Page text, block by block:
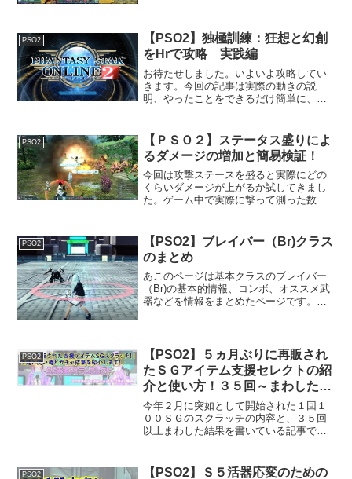
してみるのもアクションゲームとして面
白いと思います。クラスス...
PSO2
【PSO2】独極訓練：狂想と幻創
をHrで攻略 実践編
お待たせしました。いよいよ攻略してい
きます。今回の記事は実際の動きの説
明、やったことをできるだけ簡単に、ト
い。２０１９年６月追記２０２０年２月
追記YouTubeに動画をア...
PSO2
【ＰＳＯ２】ステータス盛りによ
るダメージの増加と簡易検証！
今回は攻撃ステースを盛ると実際にどの
くらいダメージが上がるか試してきまし
た。ゲーム中で実際に撃って測った数値
計測は完全に同じ条件では行っていない
ため正確ではありませんが...
PSO2
【PSO2】ブレイバー（Br)クラス
のまとめ
あこのページは基本クラスのブレイバー
（Br)の基本的情報、コンボ、オススメ武
器などを情報をまとめたページです。基
にダメージを与えるの...
PSO2
【PSO2】５ヵ月ぶりに再販され
たＳＧアイテム支援セレクトの紹
介と使い方！３５回～まわした結
果発表！
今年２月に突如として開始された１回１
００ＳＧのスクラッチの内容と、３５回
以上まわした結果を書いている記事で
（ＡＣ換算で１回５００）とかなり高い
PSO2
【PSO2】Ｓ５活器応変のための